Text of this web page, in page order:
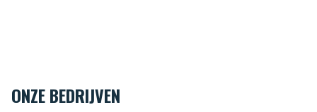
ONZE BEDRIJVEN